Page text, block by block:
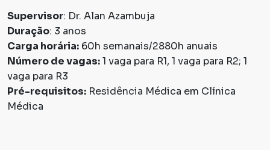
Supervisor: Dr. Alan Azambuja
Duração: 3 anos
Carga horária: 60h semanais/2880h anuais
Número de vagas:1 vaga para R1, 1 vaga para R2; 1
vaga para R3
Pré-requisitos: Residência Médica em Clínica
Médica